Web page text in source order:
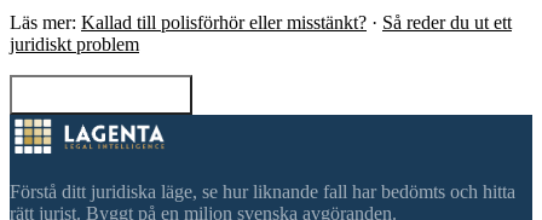
Läs mer: Kallad till polisförhör eller misstänkt? · Så reder du ut ett
juridiskt problem
Förstå ditt juridiska läge, se hur liknande fall har bedömts och hitta
rätt jurist. Byggt på en miljon svenska avgöranden.